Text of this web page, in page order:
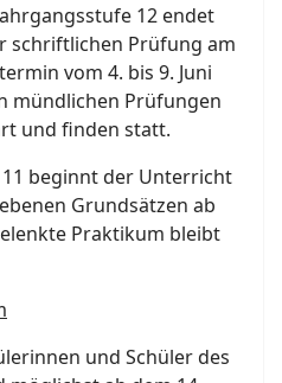
12 endet
schriftlichen Prüfung am
vom 4. bis 9. Juni
mündlichen Prüfungen
und finden statt.
beginnt der Unterricht
Grundsätzen ab
Praktikum bleibt
und Schüler des